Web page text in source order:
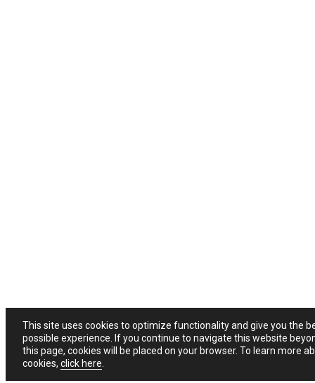
This site uses cookies to optimize functionality and give you the
possible experience. If you continue to navigate this website
this page, cookies will be placed on your browser. To learn more
cookies, click here